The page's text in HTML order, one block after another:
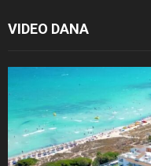
VIDEO DANA